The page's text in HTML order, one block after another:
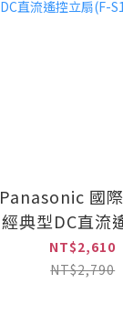
Panasonic 國
經典型DC直流
扇(F-NT$2,610
NT$2,790